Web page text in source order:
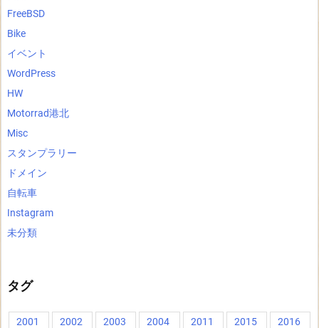
FreeBSD
Bike
イベント
WordPress
HW
Motorrad港北
Misc
スタンプラリー
ドメイン
自転車
Instagram
未分類
タグ
2001 2002 2003 2004 2011 2015
2016